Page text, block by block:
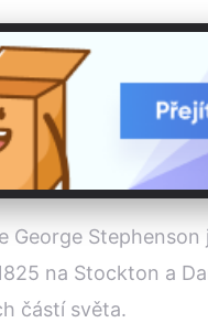
na Stockton a
částí světa.